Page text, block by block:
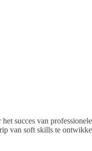
succes van
van soft skills te